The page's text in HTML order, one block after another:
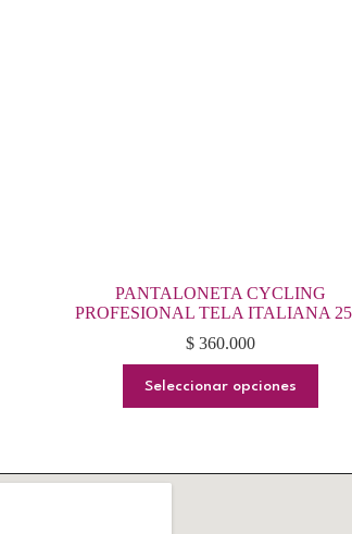
PANTALONETA CYCLING
PROFESIONAL TELA ITALIANA
$360.000
Seleccionar opciones
producto
tiene
Las